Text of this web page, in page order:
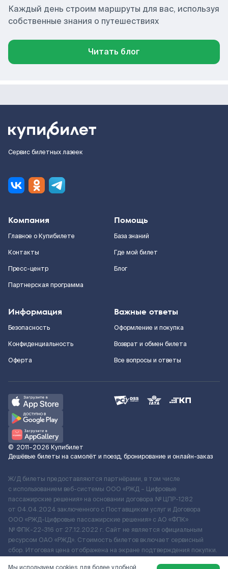
Каждый день строим маршруты для вас, используя
собственные знания о путешествиях
Читать блог
Сервис билетных лазеек
Компания
Главное о Купибилете
Контакты
Пресс-центр
Партнерская программа
Помощь
База знаний
Где мой билет
Блог
Информация
Безопасность
Конфиденциальность
Оферта
Важные ответы
Оформление и покупка
Возврат и обмен билета
Все вопросы и ответы
© 2011–2026 Купибилет
Дешёвые билеты на самолёт и поезд, бронирование и онлайн-заказ
Ж/Д билеты предоставляются партнёрами, в том числе
с использованием веб-системы ООО «РЖД – Цифровые
пассажирские решения» на основании договора № ЦПР-1282
от 04.04.2024 заключенного с Поставщиком услуг и Договора
ООО «РЖД-Цифровые пассажирские решения» c АО «ФПК»
№ ФПК-22-316 от 27.12.2022 г. Сайт не является официальным
ресурсом ОАО «РЖД». Стоимость билетов включает сервисный
сбор. Итоговая цена отображена на экране подтверждения покупки.